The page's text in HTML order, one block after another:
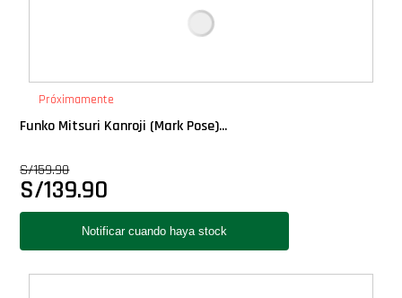
PRÓXIMAMENTE
Star Wars Oferta
Próximamente
Funko Mitsuri Kanroji (Mark Pose)...
S/159.90
S/139.90